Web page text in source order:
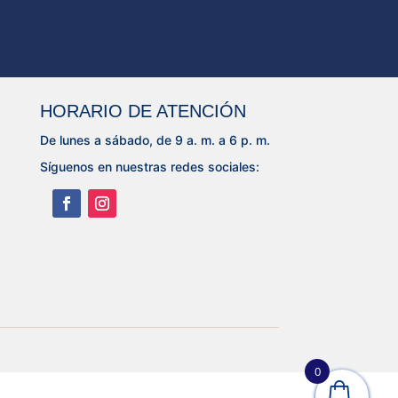
HORARIO DE ATENCIÓN
De lunes a sábado, de 9 a. m. a 6 p. m.
Síguenos en nuestras redes sociales:
0